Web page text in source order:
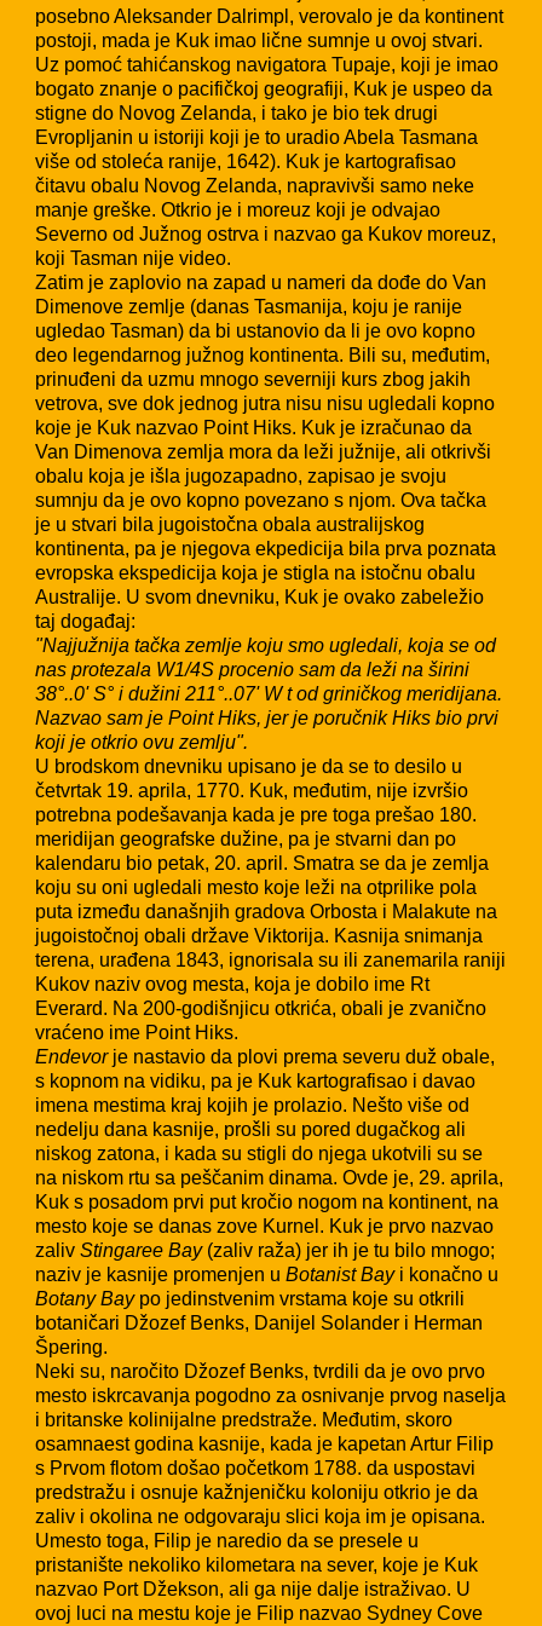
posebno Aleksander Dalrimpl, verovalo je da kontinent
postoji, mada je Kuk imao lične sumnje u ovoj stvari.
Uz pomoć tahićanskog navigatora Tupaje, koji je imao
bogato znanje o pacifičkoj geografiji, Kuk je uspeo da
stigne do Novog Zelanda, i tako je bio tek drugi
Evropljanin u istoriji koji je to uradio Abela Tasmana
više od stoleća ranije, 1642). Kuk je kartografisao
čitavu obalu Novog Zelanda, napravivši samo neke
manje greške. Otkrio je i moreuz koji je odvajao
Severno od Južnog ostrva i nazvao ga Kukov moreuz,
koji Tasman nije video.
Zatim je zaplovio na zapad u nameri da dođe do Van
Dimenove zemlje (danas Tasmanija, koju je ranije
ugledao Tasman) da bi ustanovio da li je ovo kopno
deo legendarnog južnog kontinenta. Bili su, međutim,
prinuđeni da uzmu mnogo severniji kurs zbog jakih
vetrova, sve dok jednog jutra nisu nisu ugledali kopno
koje je Kuk nazvao Point Hiks. Kuk je izračunao da
Van Dimenova zemlja mora da leži južnije, ali otkrivši
obalu koja je išla jugozapadno, zapisao je svoju
sumnju da je ovo kopno povezano s njom. Ova tačka
je u stvari bila jugoistočna obala australijskog
kontinenta, pa je njegova ekpedicija bila prva poznata
evropska ekspedicija koja je stigla na istočnu obalu
Australije. U svom dnevniku, Kuk je ovako zabeležio
taj događaj:
"Najjužnija tačka zemlje koju smo ugledali, koja se od
nas protezala W1/4S procenio sam da leži na širini
38°..0' S° i dužini 211°..07' W t od griničkog meridijana.
Nazvao sam je Point Hiks, jer je poručnik Hiks bio prvi
koji je otkrio ovu zemlju".
U brodskom dnevniku upisano je da se to desilo u
četvrtak 19. aprila, 1770. Kuk, međutim, nije izvršio
potrebna podešavanja kada je pre toga prešao 180.
meridijan geografske dužine, pa je stvarni dan po
kalendaru bio petak, 20. april. Smatra se da je zemlja
koju su oni ugledali mesto koje leži na otprilike pola
puta između današnjih gradova Orbosta i Malakute na
jugoistočnoj obali države Viktorija. Kasnija snimanja
terena, urađena 1843, ignorisala su ili zanemarila raniji
Kukov naziv ovog mesta, koja je dobilo ime Rt
Everard. Na 200-godišnjicu otkrića, obali je zvanično
vraćeno ime Point Hiks.
Endevorje nastavio da plovi prema severu duž obale,
s kopnom na vidiku, pa je Kuk kartografisao i davao
imena mestima kraj kojih je prolazio. Nešto više od
nedelju dana kasnije, prošli su pored dugačkog ali
niskog zatona, i kada su stigli do njega ukotvili su se
na niskom rtu sa peščanim dinama. Ovde je, 29. aprila,
Kuk s posadom prvi put kročio nogom na kontinent, na
mesto koje se danas zove Kurnel. Kuk je prvo nazvao
zalivStingaree Bay(zaliv raža) jer ih je tu bilo mnogo;
naziv je kasnije promenjen uBotanist Bayi konačno u
Botany Baypo jedinstvenim vrstama koje su otkrili
botaničari Džozef Benks, Danijel Solander i Herman
Špering.
Neki su, naročito Džozef Benks, tvrdili da je ovo prvo
mesto iskrcavanja pogodno za osnivanje prvog naselja
i britanske kolinijalne predstraže. Međutim, skoro
osamnaest godina kasnije, kada je kapetan Artur Filip
s Prvom flotom došao početkom 1788. da uspostavi
predstražu i osnuje kažnjeničku koloniju otkrio je da
zaliv i okolina ne odgovaraju slici koja im je opisana.
Umesto toga, Filip je naredio da se presele u
pristanište nekoliko kilometara na sever, koje je Kuk
nazvao Port Džekson, ali ga nije dalje istraživao. U
ovoj luci na mestu koje je Filip nazvao Sydney Cove